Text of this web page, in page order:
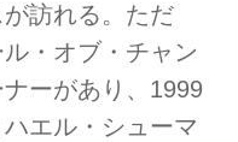
訪れる。ただ
・オブ・チャン
ーがあり、1999
エル・シューマ